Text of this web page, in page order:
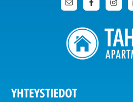
YHTEYSTIEDOT